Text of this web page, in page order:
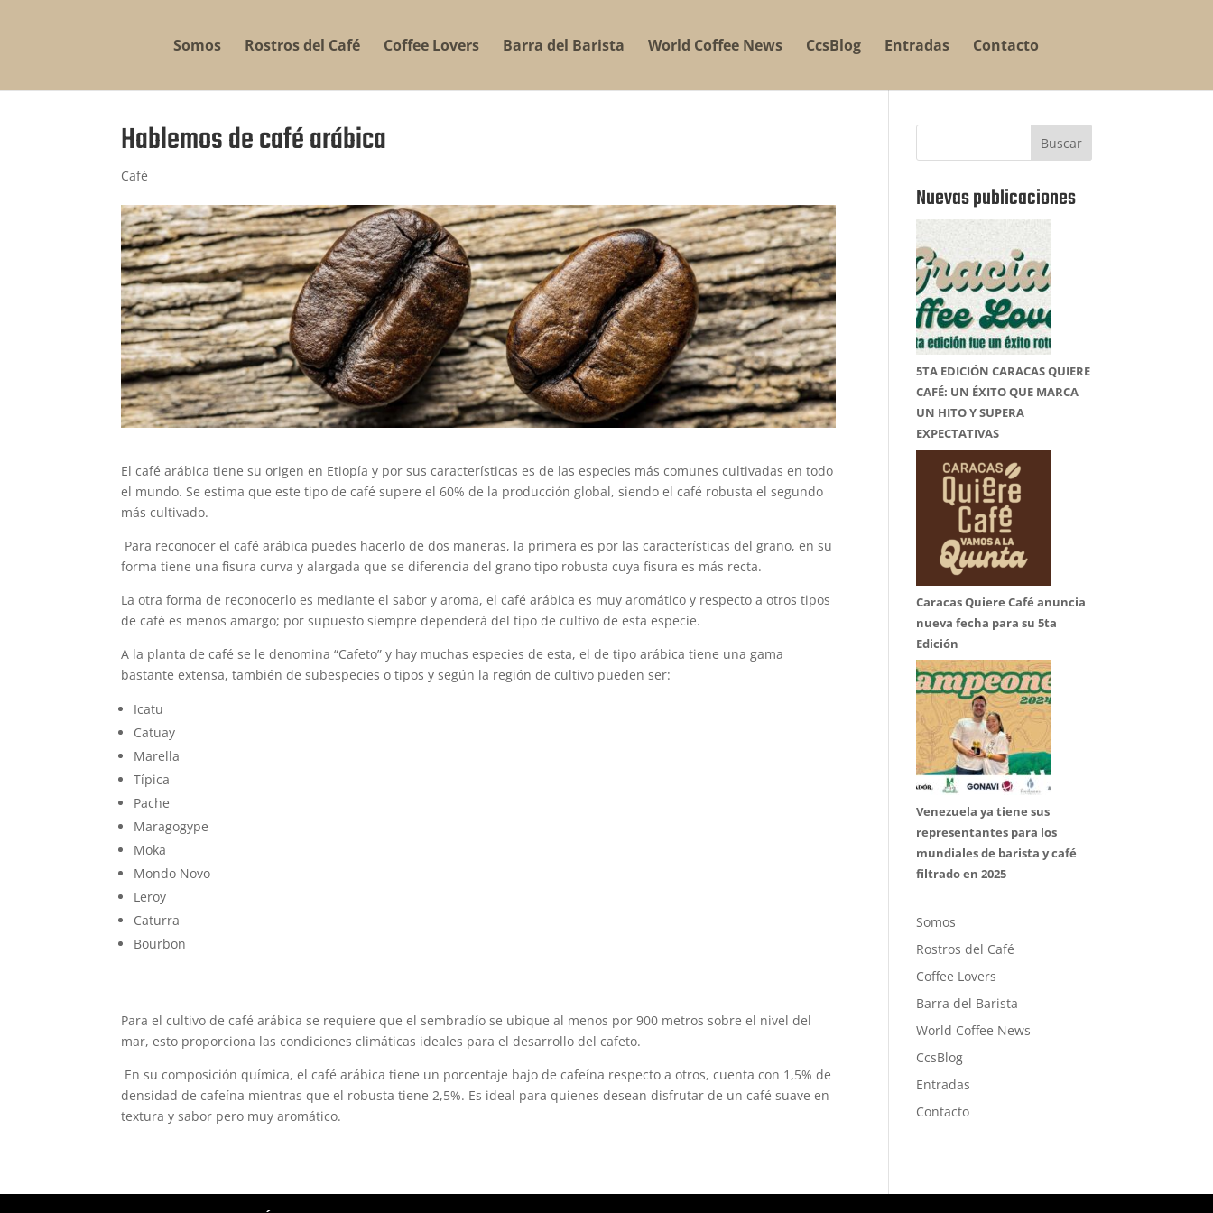
Somos Rostros del Café Coffee Lovers Barra del Barista World Coffee News CcsBlog Entradas Contacto
Hablemos de café arábica
Café
El café arábica tiene su origen en Etiopía y por sus características es de las especies más comunes cultivadas en todo
el mundo. Se estima que este tipo de café supere el 60% de la producción global, siendo el café robusta el segundo
más cultivado.
Para reconocer el café arábica puedes hacerlo de dos maneras, la primera es por las características del grano, en su
forma tiene una fisura curva y alargada que se diferencia del grano tipo robusta cuya fisura es más recta.
La otra forma de reconocerlo es mediante el sabor y aroma, el café arábica es muy aromático y respecto a otros tipos
de café es menos amargo; por supuesto siempre dependerá del tipo de cultivo de esta especie.
A la planta de café se le denomina “Cafeto” y hay muchas especies de esta, el de tipo arábica tiene una gama
bastante extensa, también de subespecies o tipos y según la región de cultivo pueden ser:
Icatu
Catuay
Marella
Típica
Pache
Maragogype
Moka
Mondo Novo
Leroy
Caturra
Bourbon
Para el cultivo de café arábica se requiere que el sembradío se ubique al menos por 900 metros sobre el nivel del
mar, esto proporciona las condiciones climáticas ideales para el desarrollo del cafeto.
En su composición química, el café arábica tiene un porcentaje bajo de cafeína respecto a otros, cuenta con 1,5% de
densidad de cafeína mientras que el robusta tiene 2,5%. Es ideal para quienes desean disfrutar de un café suave en
textura y sabor pero muy aromático.
Buscar
Nuevas publicaciones
5TA EDICIÓN CARACAS QUIERE
CAFÉ: UN ÉXITO QUE MARCA
UN HITO Y SUPERA
EXPECTATIVAS
Caracas Quiere Café anuncia
nueva fecha para su 5ta
Edición
Venezuela ya tiene sus
representantes para los
mundiales de barista y café
filtrado en 2025
Somos
Rostros del Café
Coffee Lovers
Barra del Barista
World Coffee News
CcsBlog
Entradas
Contacto